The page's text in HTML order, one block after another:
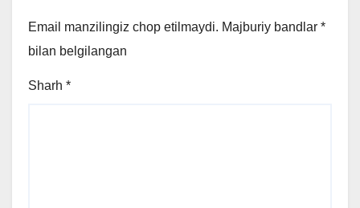
Email manzilingiz chop etilmaydi. Majburiy bandlar *
bilan belgilangan
Sharh *